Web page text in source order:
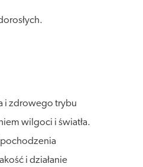
i zdrowego trybu
wilgoci i światła.
i działanie